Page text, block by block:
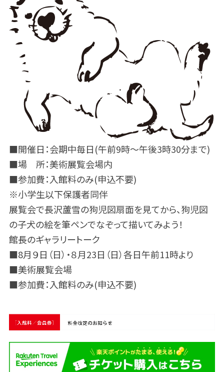
■開催日：会期中毎日(午前9時～午後3時30分まで)
■場 所：美術展覧会場内
■参加費：入館料のみ(申込不要)
※小学生以下保護者同伴
展覧会で長沢蘆雪の狗児図扇面を見てから、狗児図
の子犬の絵を筆ペンでなぞって描いてみよう！
館長のギャラリートーク
■8月９日（日）・８月23日（日）各日午前11時より
■美術展覧会場
■参加費：入館料のみ(申込不要)